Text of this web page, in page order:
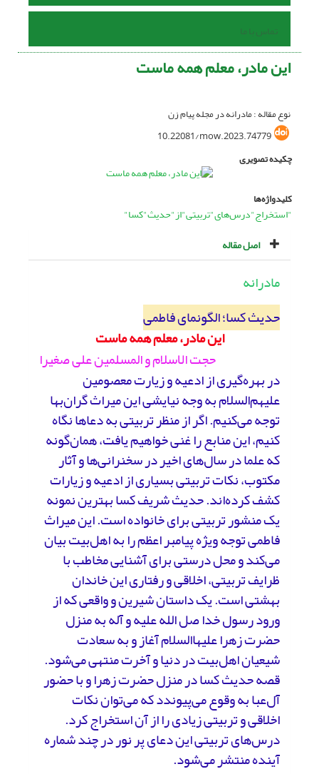
تماس با ما
این مادر، معلم همه ماست
نوع مقاله : مادرانه در مجله پیام زن
10.22081/mow.2023.74779
چکیده تصویری
کلیدواژه‌ها
"استخراج"درس‌های"تربیتی"از"حدیث"کسا"
اصل مقاله
مادرانه
حدیث کسا؛ الگونمای فاطمی
این مادر، معلم همه ماست
حجت الاسلام و المسلمین علی صغیرا
در بهره‌گیری از ادعیه و زیارت معصومین
علیهم‌السلام به وجه نیایشی این میراث گران‌بها
توجه می‌کنیم. اگر از منظر تربیتی به دعاها نگاه
کنیم، این منابع را غنی خواهیم یافت، همان‌گونه
که علما در سال‌های اخیر در سخنرانی‌ها و آثار
مکتوب، نکات تربیتی بسیاری از ادعیه و زیارات
کشف کرده‌اند. حدیث شریف کسا بهترین نمونه‌
یک منشور تربیتی برای خانواده است. این میراث
فاطمی توجه ویژه پیامبر اعظم را به اهل‌بیت بیان
می‌کند و محل درستی برای آشنایی مخاطب با
ظرایف تربیتی، اخلاقی و رفتاری این خاندان
بهشتی است. یک داستان شیرین و واقعی که از
ورود رسول خدا صل الله علیه و آله به منزل
حضرت زهرا علیهاالسلام آغاز و به سعادت
شیعیان اهل‌بیت در دنیا و آخرت منتهی می‌شود.
قصه حدیث کسا در منزل حضرت زهرا و با حضور
آل‌عبا به وقوع می‌پیوندد که می‌توان نکات
اخلاقی و تربیتی زیادی را از آن استخراج کرد.
درس‌های تربیتی این دعای پر نور در چند شماره
آینده منتشر می‌شود.